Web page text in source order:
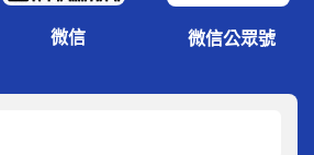
微信 微信公眾號